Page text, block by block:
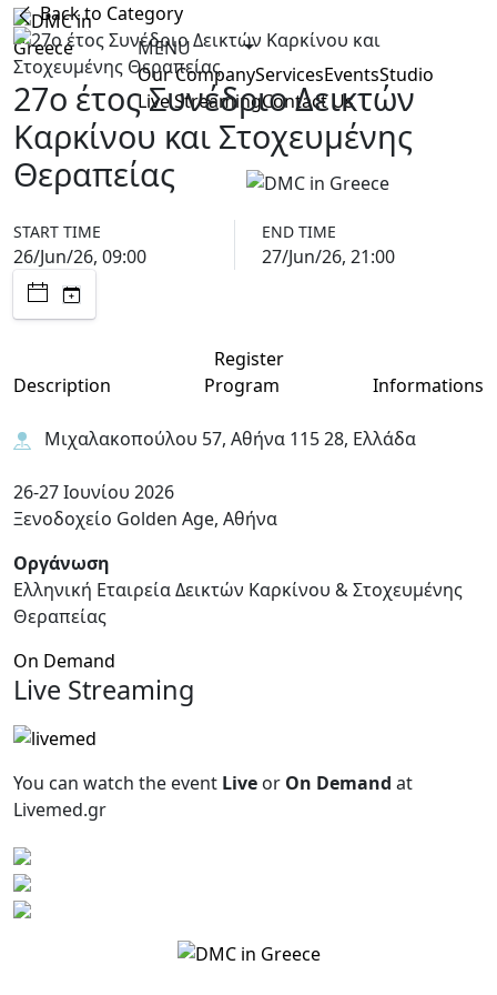
MENU
Our CompanyServicesEventsStudio
Live StreamingContact Us
Back to Category
27ο έτος Συνέδριο Δεικτών
Καρκίνου και Στοχευμένης
Θεραπείας
START TIME
26/Jun/26, 09:00
END TIME
27/Jun/26, 21:00
Register
Description
Program Informations
Μιχαλακοπούλου 57, Αθήνα 115 28, Ελλάδα
26-27 Ιουνίου 2026
Ξενοδοχείο Golden Age, Αθήνα
Οργάνωση
Ελληνική Εταιρεία Δεικτών Καρκίνου & Στοχευμένης
Θεραπείας
On Demand
Live Streaming
You can watch the event Live or On Demand at
Livemed.gr